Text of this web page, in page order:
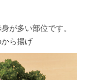
が多い部位です。
ら揚げ